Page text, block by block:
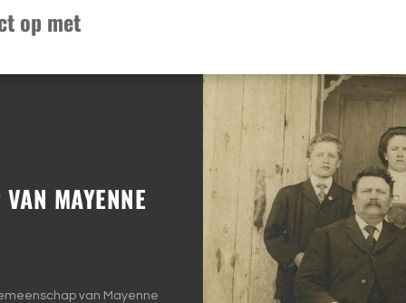
op met
Isadora Agenda
MAYENNE
van Mayenne